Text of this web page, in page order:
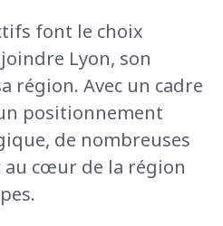
font le choix
Lyon, son
région. Avec un cadre
positionnement
de nombreuses
au cœur de la région